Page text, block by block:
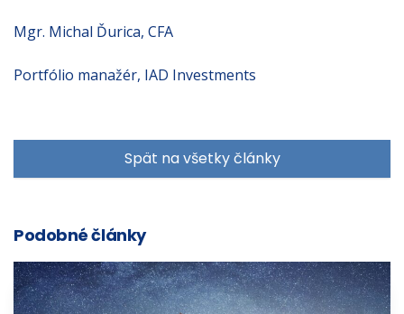
Mgr. Michal Ďurica, CFA
Portfólio manažér, IAD Investments
Spät na všetky články
Podobné články